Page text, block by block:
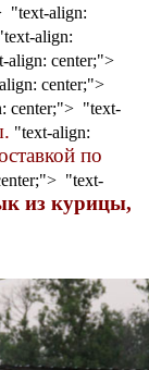
"text-align:
align:
align: center;">
center;">
center;"> "text-
"text-align:
по
"text-
из курицы,